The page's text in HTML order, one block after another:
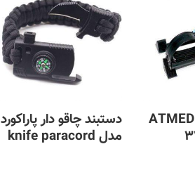
دوچرخه ثابت ATMED
دستبند چاقو دار پاراکورد
مدل knife paracord